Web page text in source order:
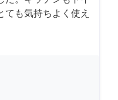
ても気持ちよく使え